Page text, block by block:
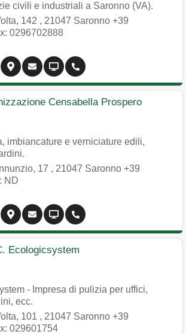
civili e industriali a Saronno (VA).
142 , 21047 Saronno +39
0296702888
Censabella Prospero
imbiancature e verniciature edili,
17 , 21047 Saronno +39
ND
Ecologicsystem
- Impresa di pulizia per uffici,
ecc.
101 , 21047 Saronno +39
029601754